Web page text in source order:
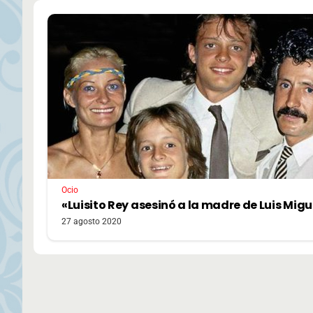
Ocio
«Luisito Rey asesinó a la madre de Luis
27 agosto 2020